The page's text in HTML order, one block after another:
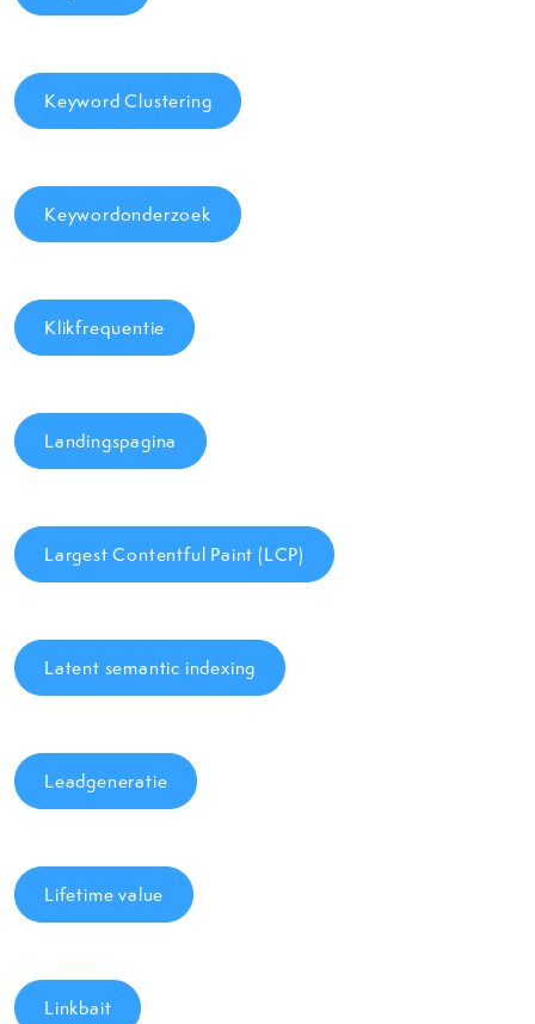
Keyword Clustering
Keywordonderzoek
Klikfrequentie
Landingspagina
Largest Contentful Paint (LCP)
Latent semantic indexing
Leadgeneratie
Lifetime value
Linkbait